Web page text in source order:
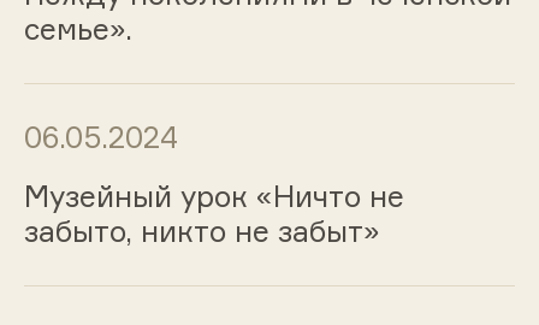
семье».
06.05.2024
Музейный урок «Ничто не
забыто, никто не забыт»